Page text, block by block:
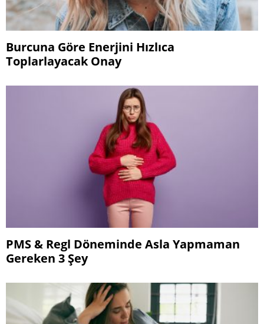
Burcuna Göre Enerjini Hızlıca
Toplarlayacak Onay
PMS & Regl Döneminde Asla Yapmaman
Gereken 3 Şey